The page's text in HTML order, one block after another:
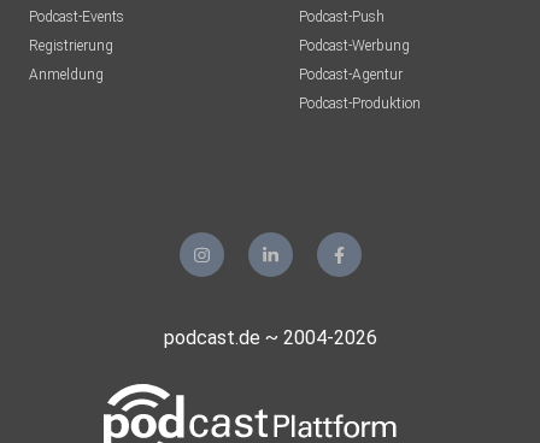
Podcast-Events
Registrierung
Anmeldung
Podcast-Push
Podcast-Werbung
Podcast-Agentur
Podcast-Produktion
podcast.de ~ 2004-2026